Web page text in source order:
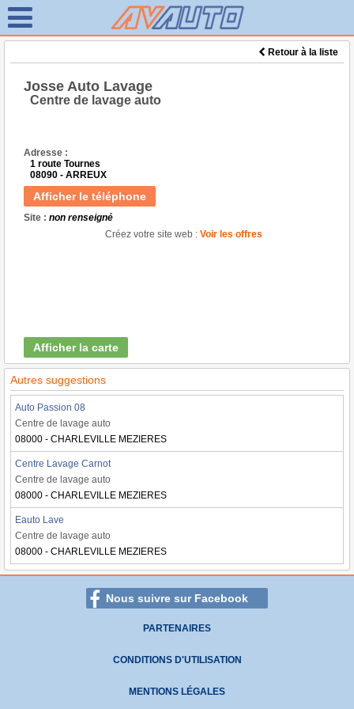
Retour à la liste
Josse Auto Lavage
Centre de lavage auto
Adresse :
1 route Tournes
08090 - ARREUX
Afficher le téléphone
Site : non renseigné
Créez votre site web : Voir les offres
Afficher la carte
Autres suggestions
Auto Passion 08
Centre de lavage auto
08000 - CHARLEVILLE MEZIERES
Centre Lavage Carnot
Centre de lavage auto
08000 - CHARLEVILLE MEZIERES
Eauto Lave
Centre de lavage auto
08000 - CHARLEVILLE MEZIERES
Nous suivre sur Facebook
PARTENAIRES
CONDITIONS D'UTILISATION
MENTIONS LÉGALES